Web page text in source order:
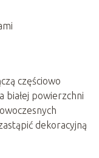
częściowo
białej powierzchni
dekoracyjną